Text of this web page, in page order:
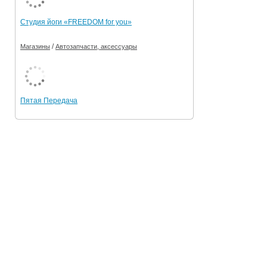
Студия йоги «FREEDOM for you»
Магазины /Автозапчасти, аксессуары
Пятая Передача